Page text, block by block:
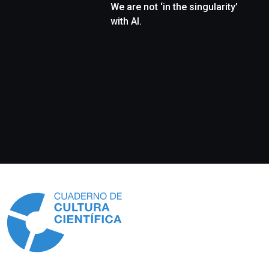
We are not ‘in the singularity’
with AI.